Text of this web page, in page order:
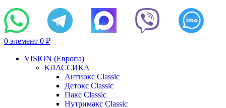
0 элемент 0 ₽
VISION (Европа)
КЛАССИКА
Антиокс Classic
Детокс Classic
Пакс Classic
Нутримакс Classic